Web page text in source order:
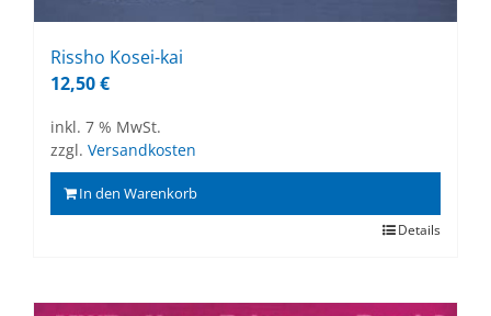
Riss­ho Kos­ei-kai
12,50€
inkl. 7 % MwSt.
zzgl. Versandkosten
In den Warenkorb
Details